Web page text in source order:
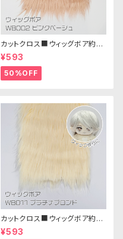
カットクロス■ウィッグボア約8c
m(ピンクベージュ)WB002ボア
生地 25cm × 45cm
¥593
50%OFF
カットクロス■ウィッグボア約8c
m(プラチナブロンド)WB011 ボ
ア生地 25cm × 45cm
¥593